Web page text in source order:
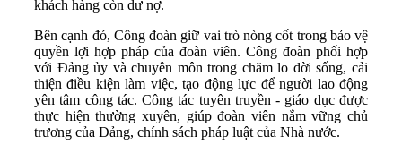
khách hàng còn dư nợ.
Bên cạnh đó, Công đoàn giữ vai trò nòng cốt trong bảo vệ
quyền lợi hợp pháp của đoàn viên. Công đoàn phối hợp
với Đảng ủy và chuyên môn trong chăm lo đời sống, cải
thiện điều kiện làm việc, tạo động lực để người lao động
yên tâm công tác. Công tác tuyên truyền - giáo dục được
thực hiện thường xuyên, giúp đoàn viên nắm vững chủ
trương của Đảng, chính sách pháp luật của Nhà nước.